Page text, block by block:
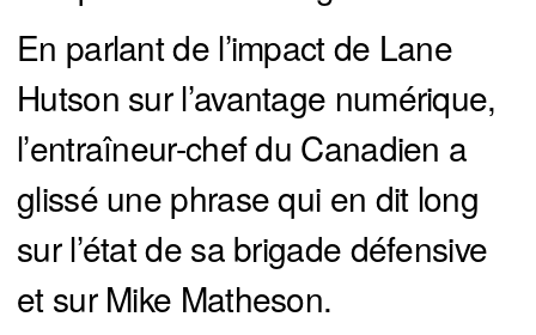
En parlant de l’impact de Lane
Hutson sur l’avantage numérique,
l’entraîneur-chef du Canadien a
glissé une phrase qui en dit long
sur l’état de sa brigade défensive
et sur Mike Matheson.